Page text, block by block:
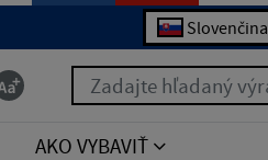
Slovenčina
Zadajte hľadaný výraz
AKO VYBAVIŤ